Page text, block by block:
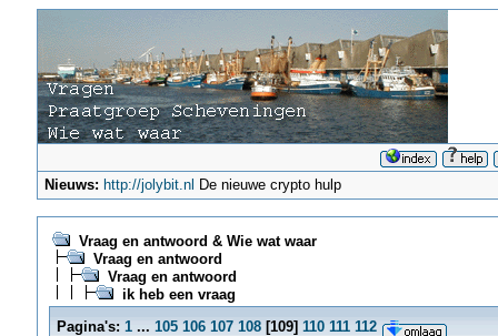
Nieuws: http://jolybit.nl De nieuwe crypto hulp
Vraag en antwoord & Wie wat waar
Vraag en antwoord
Vraag en antwoord
ik heb een vraag
Pagina's: 1 ... 105 106 107 108[109] 110 111 112